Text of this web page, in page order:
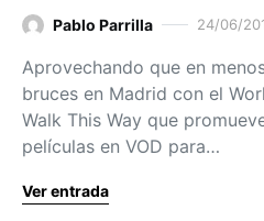
Pablo Parrilla 24/06/
Aprovechando que en
bruces en Madrid con el
Walk This Way que
películas en VOD para…
Ver entrada